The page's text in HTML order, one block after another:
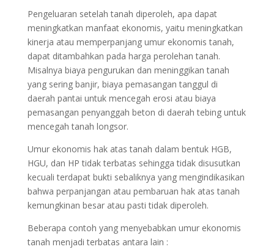
Pengeluaran setelah tanah diperoleh, apa dapat
meningkatkan manfaat ekonomis, yaitu meningkatkan
kinerja atau memperpanjang umur ekonomis tanah,
dapat ditambahkan pada harga perolehan tanah.
Misalnya biaya pengurukan dan meninggikan tanah
yang sering banjir, biaya pemasangan tanggul di
daerah pantai untuk mencegah erosi atau biaya
pemasangan penyanggah beton di daerah tebing untuk
mencegah tanah longsor.
Umur ekonomis hak atas tanah dalam bentuk HGB,
HGU, dan HP tidak terbatas sehingga tidak disusutkan
kecuali terdapat bukti sebaliknya yang mengindikasikan
bahwa perpanjangan atau pembaruan hak atas tanah
kemungkinan besar atau pasti tidak diperoleh.
Beberapa contoh yang menyebabkan umur ekonomis
tanah menjadi terbatas antara lain :